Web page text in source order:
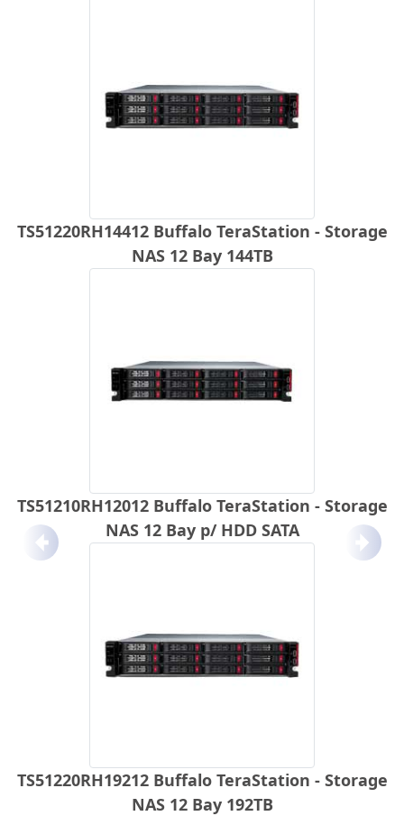
TS51220RH14412 Buffalo TeraStation - Storage
NAS 12 Bay 144TB
TS51210RH12012 Buffalo TeraStation - Storage
NAS 12 Bay p/ HDD SATA
TS51220RH19212 Buffalo TeraStation - Storage
NAS 12 Bay 192TB
Anterior